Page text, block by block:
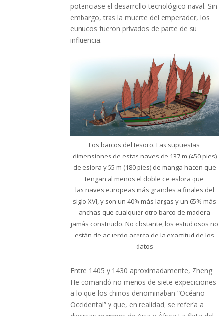
potenciase el desarrollo tecnológico naval. Sin
embargo, tras la muerte del emperador, los
eunucos fueron privados de parte de su
influencia.
Los barcos del tesoro. Las supuestas
dimensiones de estas naves de 137 m (450 pies)
de eslora y 55 m (180 pies) de manga hacen que
tengan al menos el doble de eslora que
las naves europeas más grandes a finales del
siglo XVI, y son un 40% más largas y un 65% más
anchas que cualquier otro barco de madera
jamás construido. No obstante, los estudiosos no
están de acuerdo acerca de la exactitud de los
datos
Entre 1405 y 1430 aproximadamente, Zheng
He comandó no menos de siete expediciones
a lo que los chinos denominaban “Océano
Occidental” y que, en realidad, se refería a